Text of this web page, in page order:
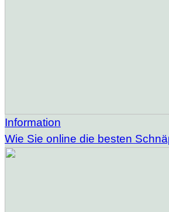
Information
Wie Sie online die besten